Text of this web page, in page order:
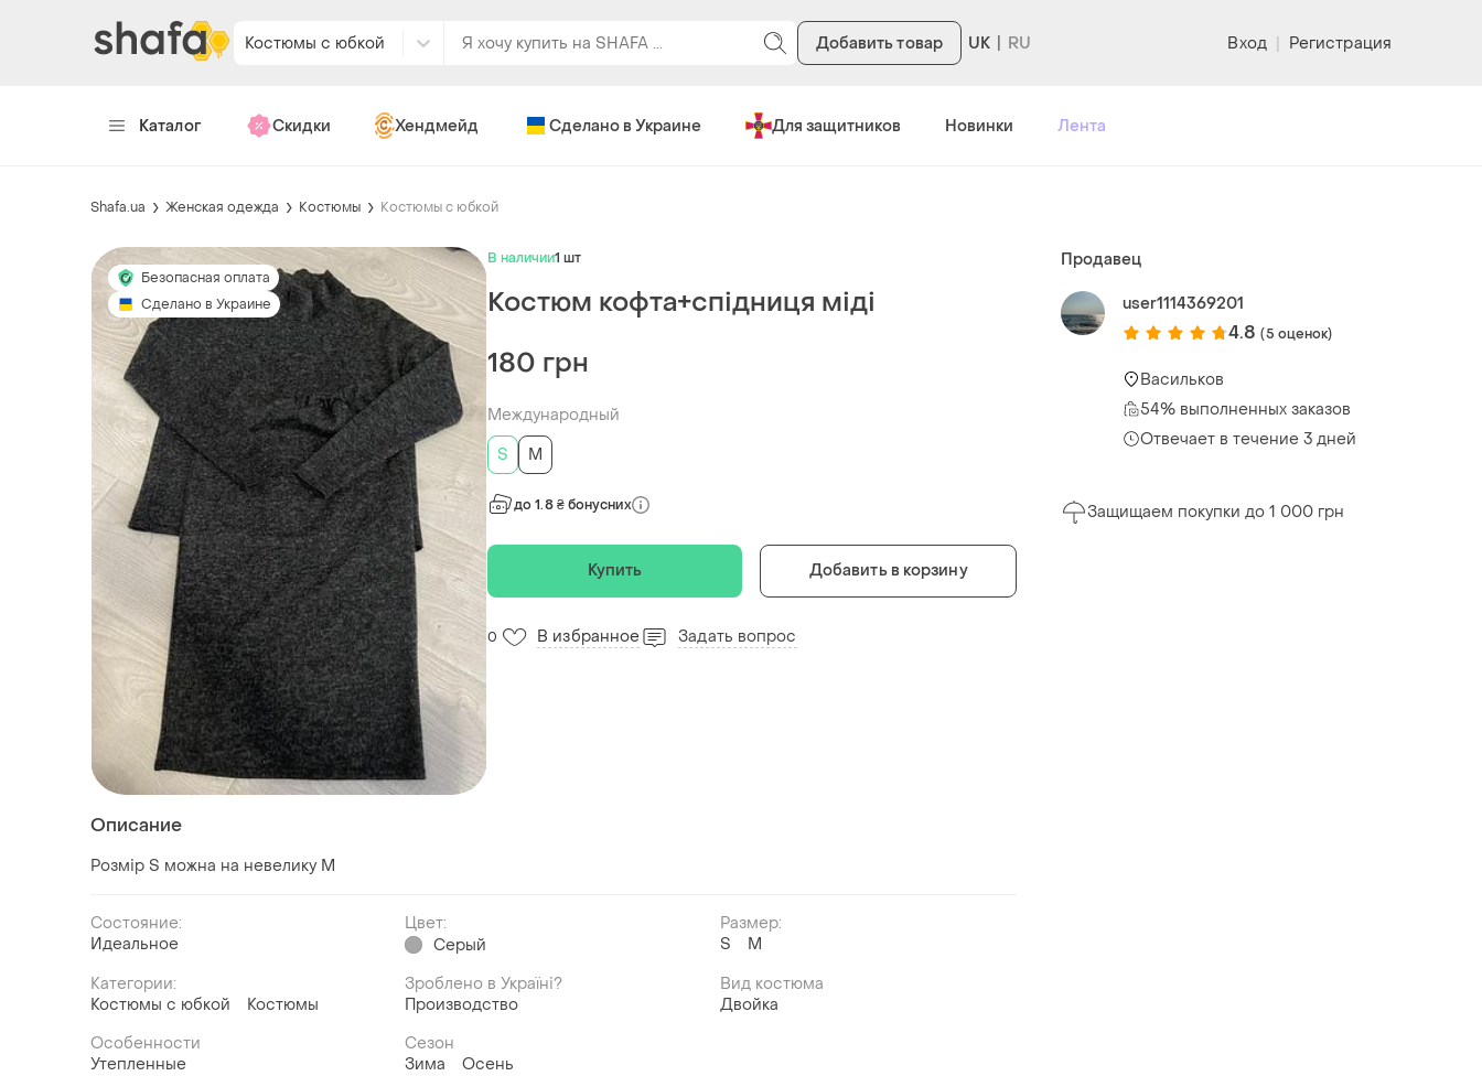
Костюмы с юбкой Добавить товар UK Вход | Регистрация
Каталог Скидки Хендмейд Сделано в Украине Для защитников Новинки Лента
Shafa.ua Женская одежда Костюмы Костюмы с юбкой
Безопасная оплата
Сделано в Украине
В наличии1 шт
Костюм кофта+спідниця міді
180 грн
Международный
S
M
до 1.8 ₴ бонусних
Купить Добавить в корзину
0 В избранное Задать вопрос
Описание
Розмір S можна на невелику М
Состояние:
Идеальное
Цвет:
Серый
Размер:
S
M
Категории:
Костюмы с юбкой
Костюмы
Зроблено в Україні?
Производство
Вид костюма
Двойка
Особенности
Утепленные
Сезон
Зима
Осень
Продавец
user1114369201
4.8 (5 оценок)
Васильков
54% выполненных заказов
Отвечает в течение 3 дней
Защищаем покупки до 1 000 грн